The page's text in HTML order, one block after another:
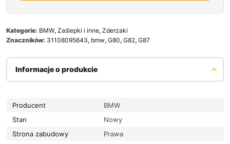
Kategorie: BMW, Zaślepki i inne, Zderzaki
Znaczników: 31108095643, bmw, G80, G82, G87
Informacje o produkcie
Producent
BMW
Stan
Nowy
Strona zabudowy
Prawa